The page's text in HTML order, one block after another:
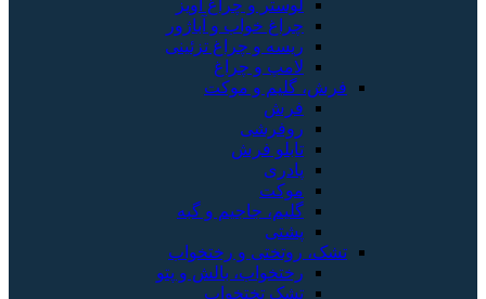
لوستر و چراغ آویز
چراغ خواب و آباژور
ریسه و چراغ تزئینی
لامپ و چراغ
فرش، گلیم و موکت
فرش
روفرشی
تابلو فرش
پادری
موکت
گلیم، جاجیم و گبه
پشتی
تشک، روتختی و رختخواب
رختخواب، بالش و پتو
تشک تختخواب